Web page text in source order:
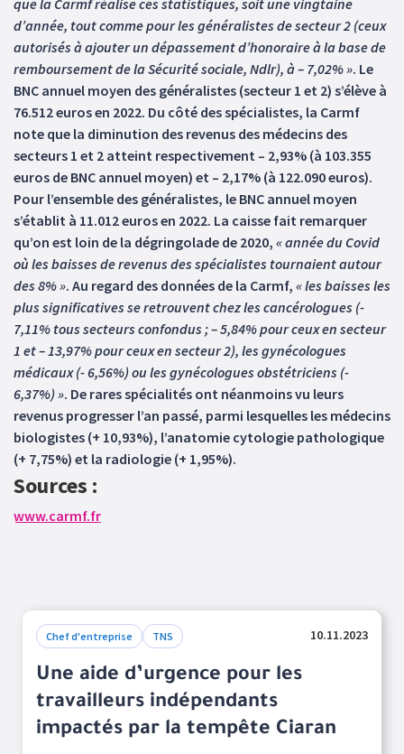
que la Carmf réalise ces statistiques, soit une vingtaine
d’année, tout comme pour les généralistes de secteur 2 (ceux
autorisés à ajouter un dépassement d’honoraire à la base de
remboursement de la Sécurité sociale, Ndlr), à – 7,02% ». Le
BNC annuel moyen des généralistes (secteur 1 et 2) s’élève à
76.512 euros en 2022. Du côté des spécialistes, la Carmf
note que la diminution des revenus des médecins des
secteurs 1 et 2 atteint respectivement – 2,93% (à 103.355
euros de BNC annuel moyen) et – 2,17% (à 122.090 euros).
Pour l’ensemble des généralistes, le BNC annuel moyen
s’établit à 11.012 euros en 2022. La caisse fait remarquer
qu’on est loin de la dégringolade de 2020, « année du Covid
où les baisses de revenus des spécialistes tournaient autour
des 8% ». Au regard des données de la Carmf, « les baisses les
plus significatives se retrouvent chez les cancérologues (-
7,11% tous secteurs confondus ; – 5,84% pour ceux en secteur
1 et – 13,97% pour ceux en secteur 2), les gynécologues
médicaux (- 6,56%) ou les gynécologues obstétriciens (-
6,37%) ». De rares spécialités ont néanmoins vu leurs
revenus progresser l’an passé, parmi lesquelles les médecins
biologistes (+ 10,93%), l’anatomie cytologie pathologique
(+ 7,75%) et la radiologie (+ 1,95%).
Sources :
www.carmf.fr
Chef d'entreprise TNS 10.11.2023
Une aide d’urgence pour les
travailleurs indépendants
impactés par la tempête Ciaran